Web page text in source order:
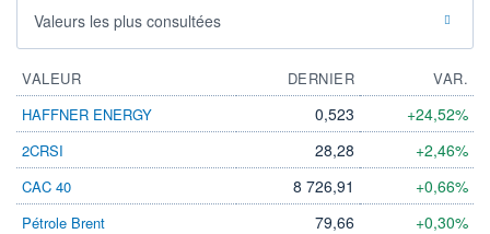
Valeurs les plus consultées
VALEUR DERNIER
VAR.
HAFFNER ENERGY
0,523 +24,52%
2CRSI 28,28 +2,46%
CAC 40 8 726,91 +0,66%
Pétrole Brent 79,66 +0,30%